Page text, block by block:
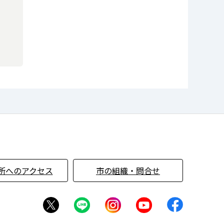
へのアクセス 市の組織・問合せ